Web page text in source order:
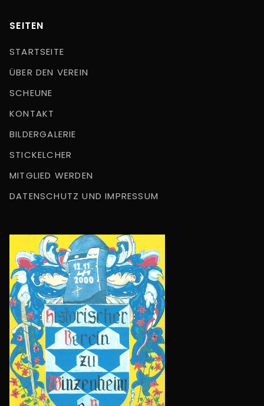
SEITEN
STARTSEITE
ÜBER DEN VEREIN
SCHEUNE
KONTAKT
BILDERGALERIE
STICKELCHER
MITGLIED WERDEN
DATENSCHUTZ UND IMPRESSUM